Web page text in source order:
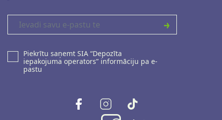
Piekrītu saņemt SIA “Depozīta
iepakojuma operators” informāciju pa e-
pastu